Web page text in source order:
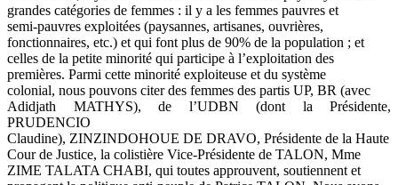
grandes catégories de femmes : il y a les femmes pauvres et
semi-pauvres exploitées (paysannes, artisanes, ouvrières,
fonctionnaires, etc.) et qui font plus de 90% de la population ; et
celles de la petite minorité qui participe à l’exploitation des
premières. Parmi cette minorité exploiteuse et du système
colonial, nous pouvons citer des femmes des partis UP, BR (avec
Adidjath MATHYS), de l’UDBN (dont la Présidente,
PRUDENCIO
Claudine), ZINZINDOHOUE DE DRAVO, Présidente de la Haute
Cour de Justice, la colistière Vice-Présidente de TALON, Mme
ZIME TALATA CHABI, qui toutes approuvent, soutiennent et